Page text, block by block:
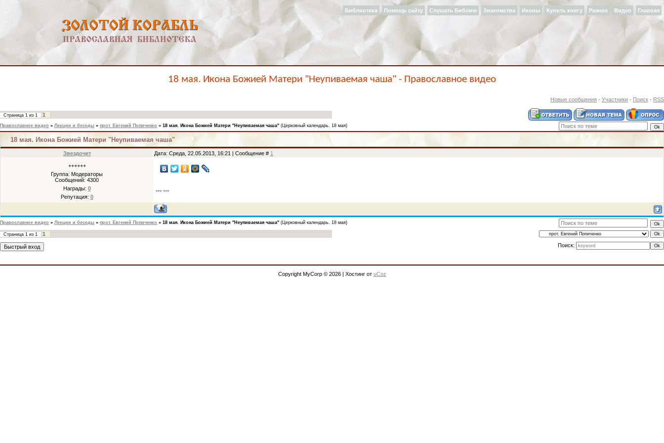
Главная
Видео
Разное
Купить книгу
Иконы
Знакомства
Слушать Библию
Помощь сайту
Библиотека
18 мая. Икона Божией Матери "Неупиваемая чаша" - Православное видео
Новые сообщения · Участники · Поиск · RSS
Страница 1 из 1 1
Православное видео » Лекции и беседы » прот. Евгений Попиченко » 18 мая. Икона Божией Матери "Неупиваемая чаша" (Церковный календарь. 18 мая)
18 мая. Икона Божией Матери "Неупиваемая чаша"
Звездочет Дата: Среда, 22.05.2013, 16:21 | Сообщение # 1
++++++
Группа: Модераторы
Сообщений: 4300
Награды: 0
Репутация: 0
*** ***
Православное видео » Лекции и беседы » прот. Евгений Попиченко » 18 мая. Икона Божией Матери "Неупиваемая чаша" (Церковный календарь. 18 мая)
Страница 1 из 1
1
Поиск:
Copyright MyCorp © 2026| Хостинг от uCoz